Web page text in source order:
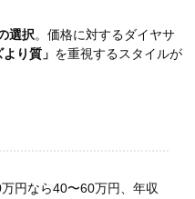
選択。価格に対するダイヤサ
より質」 を重視するスタイルが
万円なら40〜60万円、年収